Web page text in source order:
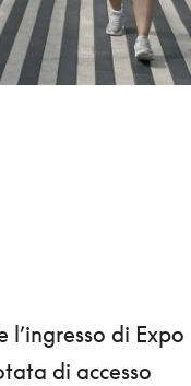
di Expo
di accesso